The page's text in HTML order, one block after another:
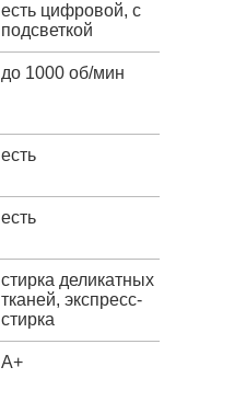
есть цифровой, с
подсветкой
до 1000 об/мин
есть
есть
стирка деликатных
тканей, экспресс-
стирка
A+